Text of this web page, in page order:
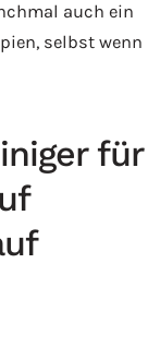
auch ein
selbst wenn
für